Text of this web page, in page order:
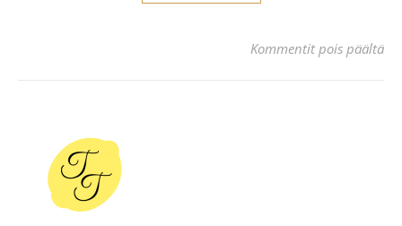
Kommentit pois päältä